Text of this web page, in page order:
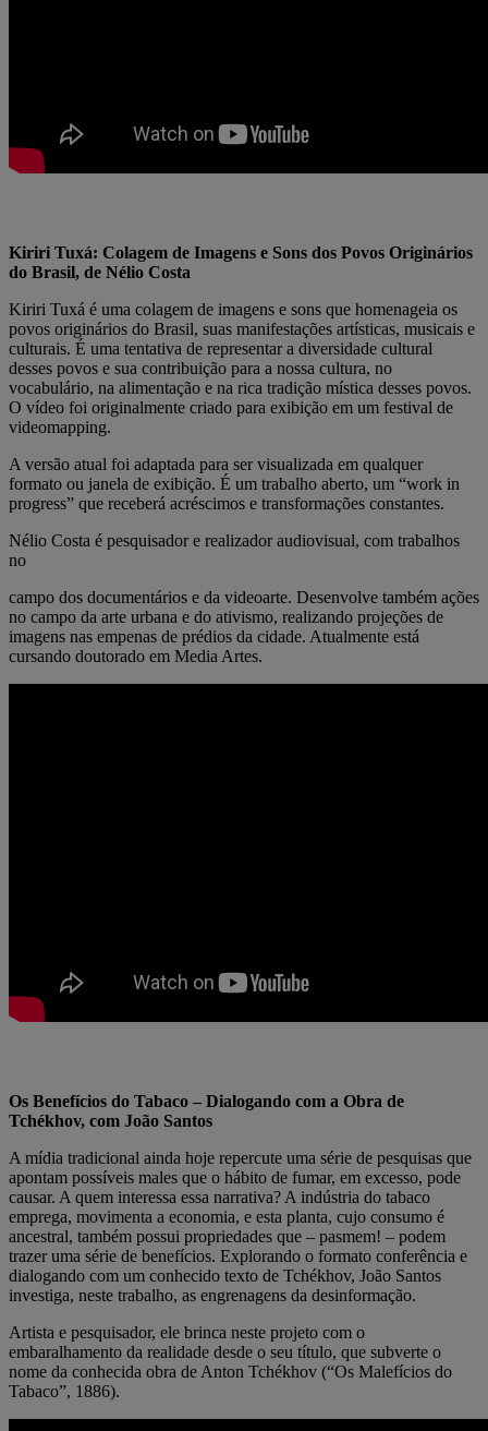
Kiriri Tuxá: Colagem de Imagens e Sons dos Povos Originários
do Brasil, de Nélio Costa
Kiriri Tuxá é uma colagem de imagens e sons que homenageia os
povos originários do Brasil, suas manifestações artísticas, musicais e
culturais. É uma tentativa de representar a diversidade cultural
desses povos e sua contribuição para a nossa cultura, no
vocabulário, na alimentação e na rica tradição mística desses povos.
O vídeo foi originalmente criado para exibição em um festival de
videomapping.
A versão atual foi adaptada para ser visualizada em qualquer
formato ou janela de exibição. É um trabalho aberto, um “work in
progress” que receberá acréscimos e transformações constantes.
Nélio Costa é pesquisador e realizador audiovisual, com trabalhos
no
campo dos documentários e da videoarte. Desenvolve também ações
no campo da arte urbana e do ativismo, realizando projeções de
imagens nas empenas de prédios da cidade. Atualmente está
cursando doutorado em Media Artes.
Os Benefícios do Tabaco – Dialogando com a Obra de
Tchékhov, com João Santos
A mídia tradicional ainda hoje repercute uma série de pesquisas que
apontam possíveis males que o hábito de fumar, em excesso, pode
causar. A quem interessa essa narrativa? A indústria do tabaco
emprega, movimenta a economia, e esta planta, cujo consumo é
ancestral, também possui propriedades que – pasmem! – podem
trazer uma série de benefícios. Explorando o formato conferência e
dialogando com um conhecido texto de Tchékhov, João Santos
investiga, neste trabalho, as engrenagens da desinformação.
Artista e pesquisador, ele brinca neste projeto com o
embaralhamento da realidade desde o seu título, que subverte o
nome da conhecida obra de Anton Tchékhov (“Os Malefícios do
Tabaco”, 1886).